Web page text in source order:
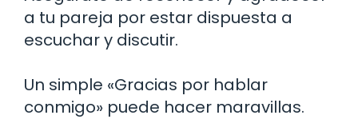
a tu pareja por estar dispuesta a
escuchar y discutir.
Un simple «Gracias por hablar
conmigo» puede hacer maravillas.